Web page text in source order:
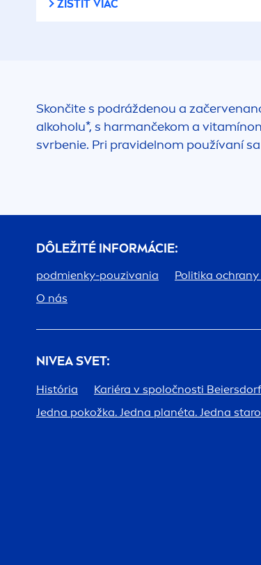
ZISTIŤ VIAC
Skončite s podráždenou a
alkoholu*, s harmančekom a
svrbenie. Pri pravidelnom používaní
DÔLEŽITÉ INFORMÁCIE:
podmienky-pouzivania Politika
O nás
NIVEASVET:
História
Kariéra v spoločnosti Beiersdorf
Jedna pokožka. Jedna planéta. Jedna